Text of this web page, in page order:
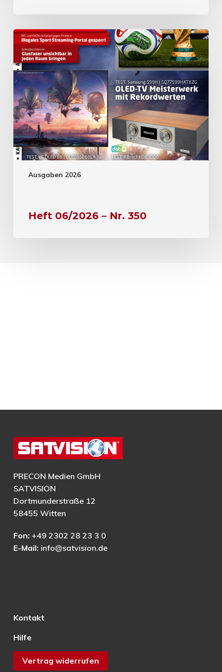
Ausgaben 2026
Heft 06/2026 – Nr. 350
PRECON Medien GmbH
SATVISION
Dortmunderstraße 12
58455 Witten
Fon: +49 2302 28 23 3 0
E-Mail: info@satvision.de
Kontakt
Hilfe
Vertrag widerrufen